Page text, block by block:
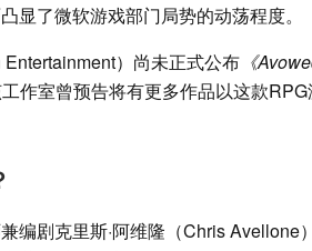
显了微软游戏部门局势的动荡程度。
）尚未正式公布 《
作室曾预告将有更多作品以这款RPG
编剧克里斯·阿维隆（Chris Avellone